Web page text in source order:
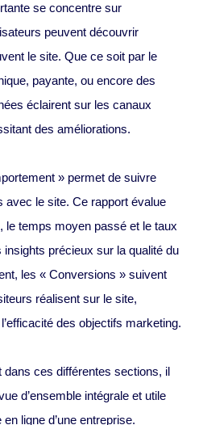
se concentre sur
peuvent découvrir
le site. Que ce soit par le
payante, ou encore des
éclairent sur les canaux
des améliorations.
» permet de suivre
avec le site. Ce rapport évalue
le temps moyen passé et le taux
précieux sur la qualité du
les « Conversions » suivent
réalisent sur le site,
des objectifs marketing.
dans ces différentes sections, il
d’ensemble intégrale et utile
ligne d’une entreprise.